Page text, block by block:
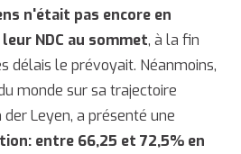
n'était pas encore en
NDC au sommet, à la fin
délais le prévoyait. Néanmoins,
monde sur sa trajectoire
Leyen, a présenté une
entre 66,25 et 72,5% en